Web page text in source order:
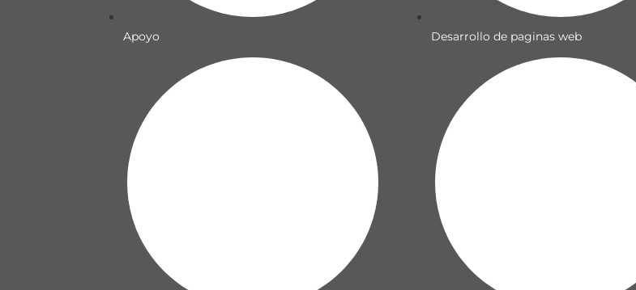
Apoyo Desarrollo de paginas web